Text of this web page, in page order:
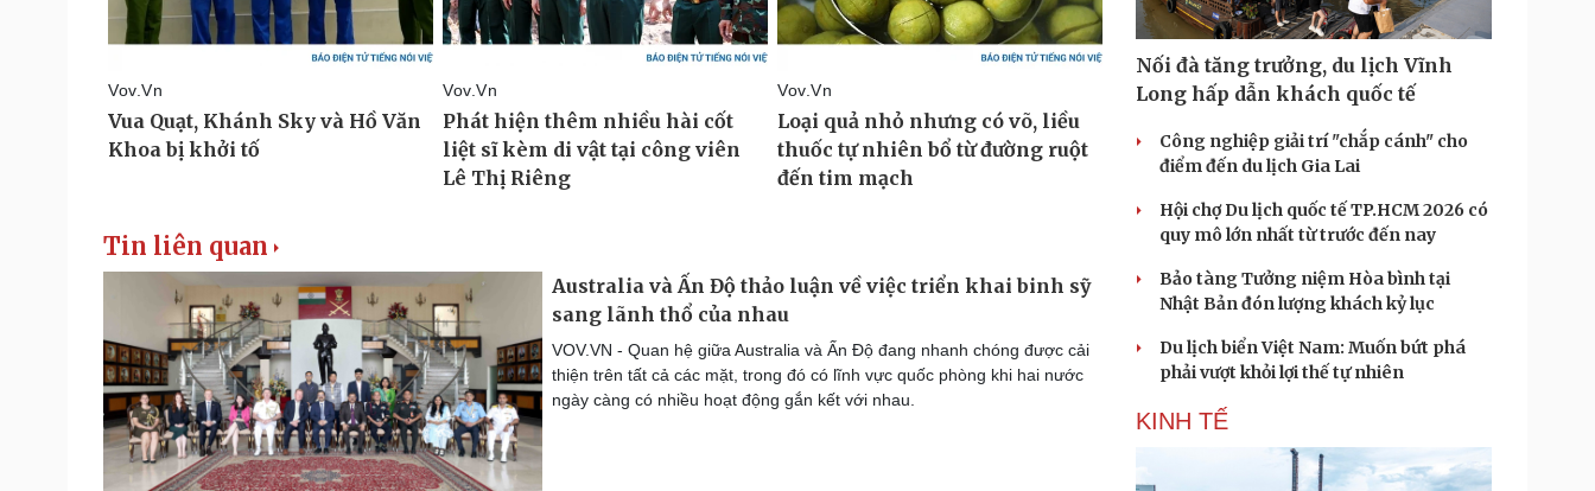
Tin liên quan
Australia và Ấn Độ thảo luận về việc triển khai binh sỹ
sang lãnh thổ của nhau
VOV.VN - Quan hệ giữa Australia và Ấn Độ đang nhanh chóng được cải
thiện trên tất cả các mặt, trong đó có lĩnh vực quốc phòng khi hai nước
ngày càng có nhiều hoạt động gắn kết với nhau.
Nối đà tăng trưởng, du lịch Vĩnh
Long hấp dẫn khách quốc tế
Công nghiệp giải trí "chắp cánh" cho
điểm đến du lịch Gia Lai
Hội chợ Du lịch quốc tế TP.HCM 2026 có
quy mô lớn nhất từ trước đến nay
Bảo tàng Tưởng niệm Hòa bình tại
Nhật Bản đón lượng khách kỷ lục
Du lịch biển Việt Nam: Muốn bứt phá
phải vượt khỏi lợi thế tự nhiên
KINH TẾ